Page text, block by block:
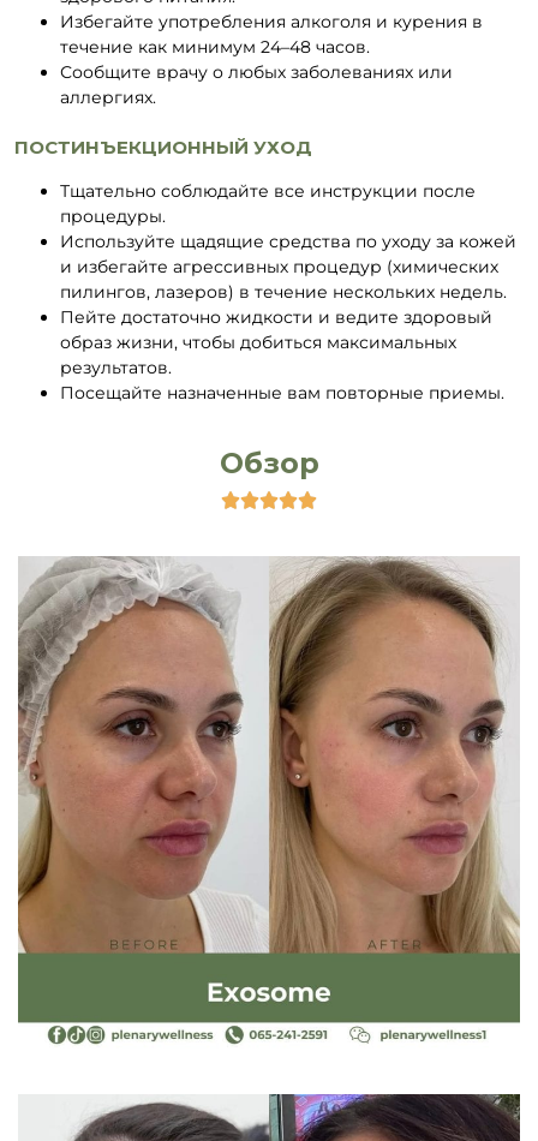
Избегайте употребления алкоголя и курения в
течение как минимум 24–48 часов.
Сообщите врачу о любых заболеваниях или
аллергиях.
ПОСТИНЪЕКЦИОННЫЙ УХОД
Тщательно соблюдайте все инструкции после
процедуры.
Используйте щадящие средства по уходу за кожей
и избегайте агрессивных процедур (химических
пилингов, лазеров) в течение нескольких недель.
Пейте достаточно жидкости и ведите здоровый
образ жизни, чтобы добиться максимальных
результатов.
Посещайте назначенные вам повторные приемы.
Обзор
